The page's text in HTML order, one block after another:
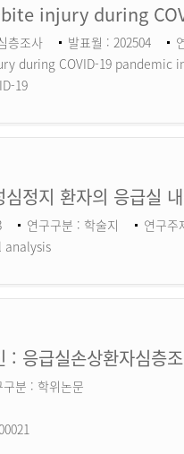
injury during
층조사 발표월 : 202504
during COVID-19 pandemic
19
정지 환자의 응급실
연구구분 : 학술지
연구주
analysis
응급실손상환자심층
구분 : 학위논문